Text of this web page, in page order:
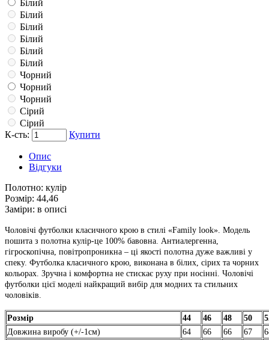
Білий
Білий
Білий
Білий
Білий
Білий
Чорний
Чорний
Чорний
Сірий
Сірий
К-сть:
Купити
Опис
Відгуки
Полотно: кулір
Розмір: 44,46
Заміри: в описі
Чоловічі футболки класичного крою в стилі «Family look». Модель
пошита з полотна кулір-це 100% бавовна. Антиалергенна,
гігроскопічна, повітропроникна – ці якості полотна дуже важливі у
спеку. Футболка класичного крою, виконана в білих, сірих та чорних
кольорах. Зручна і комфортна не стискає руху при носінні. Чоловічі
футболки цієї моделі найкращий вибір для модних та стильних
чоловіків.
Розмір 44 46 48 50
Довжина виробу (+/-1см)
64 66 66 67